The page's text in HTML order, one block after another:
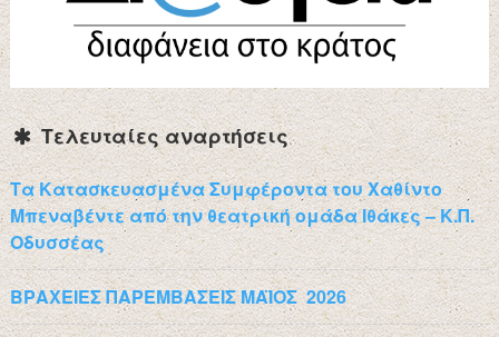
Τελευταίες αναρτήσεις
Τα Κατασκευασμένα Συμφέροντα του Χαθίντο
Μπεναβέντε από την θεατρική ομάδα Ιθάκες – Κ.Π.
Οδυσσέας
ΒΡΑΧΕΙΕΣ ΠΑΡΕΜΒΑΣΕΙΣ ΜΑΪΟΣ 2026